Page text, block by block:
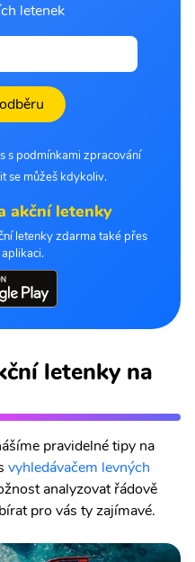
letenek
s podmínkami zpracování
se můžeš kdykoliv.
akční letenky
letenky zdarma také přes
letenky na
pravidelné tipy na
vyhledávačem levných
analyzovat řádově
pro vás ty zajímavé.